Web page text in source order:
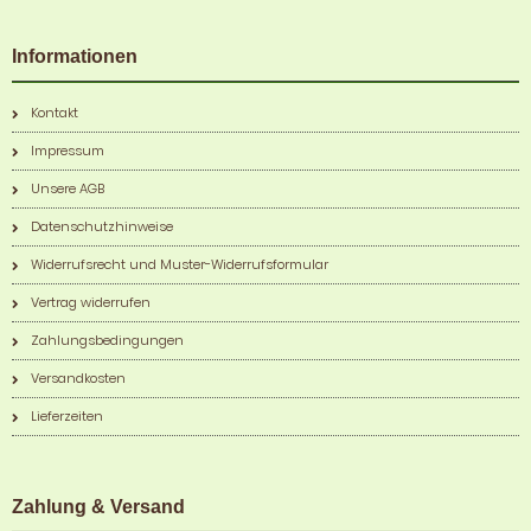
Informationen
Kontakt
Impressum
Unsere AGB
Datenschutzhinweise
Widerrufsrecht und Muster-Widerrufsformular
Vertrag widerrufen
Zahlungsbedingungen
Versandkosten
Lieferzeiten
Zahlung & Versand